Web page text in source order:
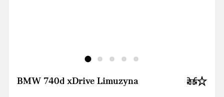
BMW 740d xDrive Limuzyna